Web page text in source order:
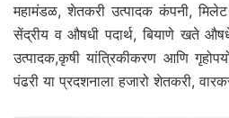
महामंडळ, शेतकरी उत्पादक कंपनी, मिलेट
सेंद्रीय व औषधी पदार्थ, बियाणे खते
उत्पादक,कृषी यांत्रिकीकरण आणि
पंढरी या प्रदशनाला हजारो शेतकरी,